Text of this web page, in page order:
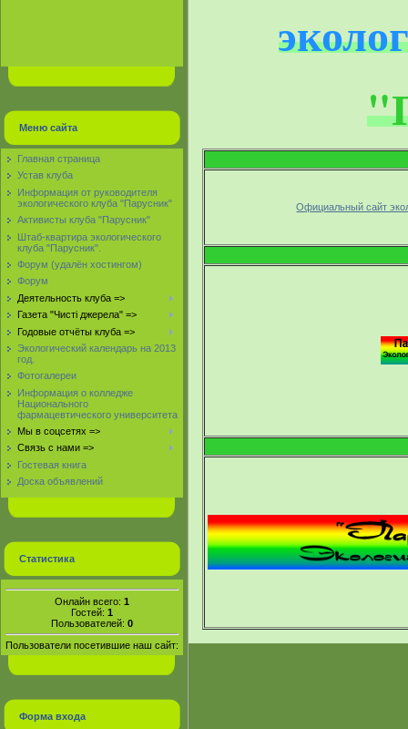
Меню сайта
Главная страница
Устав клуба
Информация от руководителя
экологического клуба "Парусник"
Активисты клуба "Парусник"
Штаб-квартира экологического
клуба "Парусник".
Форум (удалён хостингом)
Форум
Деятельность клуба =>
Газета "Чисті джерела" =>
Годовые отчёты клуба =>
Экологический календарь на 2013
год.
Фотогалереи
Информация о колледже
Национального
фармацевтического университета
Мы в соцсетях =>
Связь с нами =>
Гостевая книга
Доска объявлений
Статистика
Онлайн всего: 1
Гостей: 1
Пользователей: 0
Пользователи посетившие наш сайт:
Форма входа
Официальный сайт